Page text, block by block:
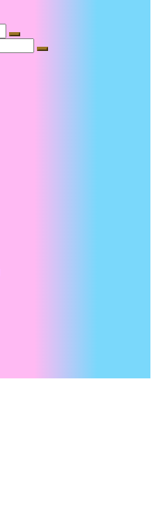
Suche
Suche